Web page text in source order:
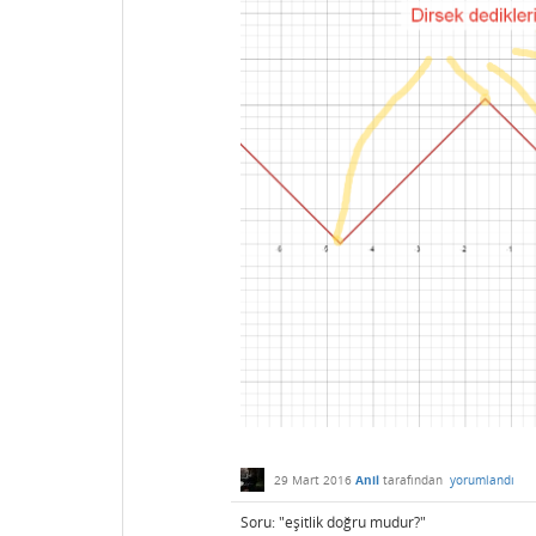
29 Mart 2016 Anil tarafından yorumlandı
Soru: "eşitlik doğru mudur?"